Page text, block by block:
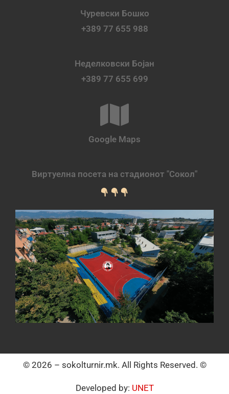
Чуревски Бошко
+389 77 655 988
Неделковски Бојан
+389 77 655 699
Google Maps
Виртуелна посета на стадионот "Сокол"
© 2026 – sokolturnir.mk. All Rights Reserved. ©
Developed by: UNET